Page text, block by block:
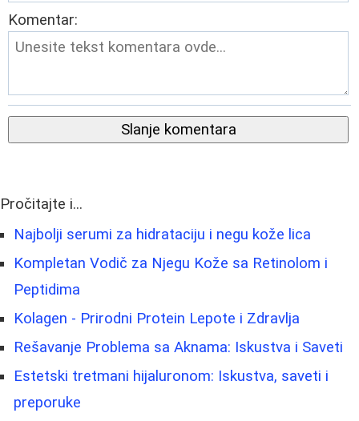
Komentar:
Slanje komentara
Pročitajte i...
Najbolji serumi za hidrataciju i negu kože lica
Kompletan Vodič za Njegu Kože sa Retinolom i
Peptidima
Kolagen - Prirodni Protein Lepote i Zdravlja
Rešavanje Problema sa Aknama: Iskustva i Saveti
Estetski tretmani hijaluronom: Iskustva, saveti i
preporuke